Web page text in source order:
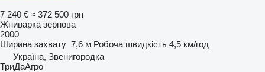
7 240 € ≈ 372 500 грн
Жниварка зернова
2000
Ширина захвату 7,6 м Робоча швидкість 4,5 км/год
Україна, Звенигородка
ТриДаАгро